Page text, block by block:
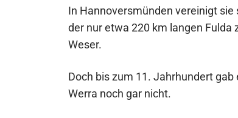
In Hannoversmünden vereinigt sie
der nur etwa 220 km langen Fulda
Weser.
Doch bis zum 11. Jahrhundert gab
Werra noch gar nicht.